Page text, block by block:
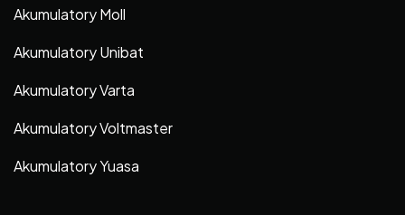
Akumulatory Moll
Akumulatory Unibat
Akumulatory Varta
Akumulatory Voltmaster
Akumulatory Yuasa